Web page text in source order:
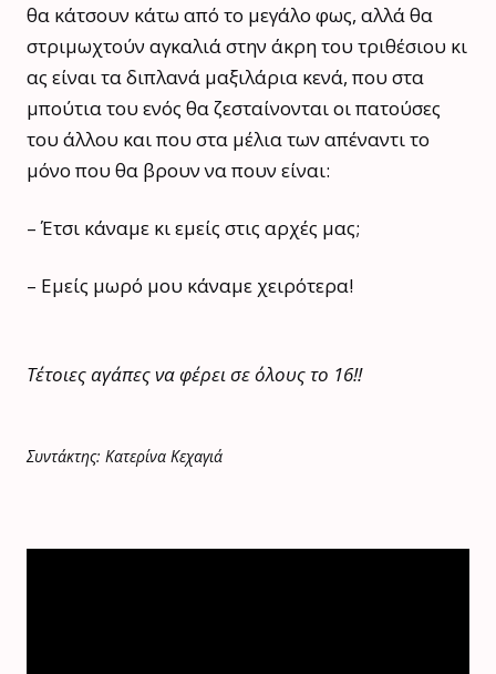
θα κάτσουν κάτω από το μεγάλο φως, αλλά θα
στριμωχτούν αγκαλιά στην άκρη του τριθέσιου κι
ας είναι τα διπλανά μαξιλάρια κενά, που στα
μπούτια του ενός θα ζεσταίνονται οι πατούσες
του άλλου και που στα μέλια των απέναντι το
μόνο που θα βρουν να πουν είναι:
– Έτσι κάναμε κι εμείς στις αρχές μας;
– Εμείς μωρό μου κάναμε χειρότερα!
Τέτοιες αγάπες να φέρει σε όλους το 16!!
Συντάκτης: Κατερίνα Κεχαγιά